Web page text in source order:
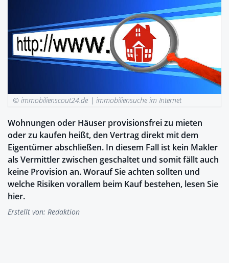
© immobilienscout24.de |immobiliensuche im Internet
Wohnungen oder Häuser provisionsfrei zu mieten
oder zu kaufen heißt, den Vertrag direkt mit dem
Eigentümer abschließen. In diesem Fall ist kein Makler
als Vermittler zwischen geschaltet und somit fällt auch
keine Provision an. Worauf Sie achten sollten und
welche Risiken vorallem beim Kauf bestehen, lesen Sie
hier.
Erstellt von: Redaktion